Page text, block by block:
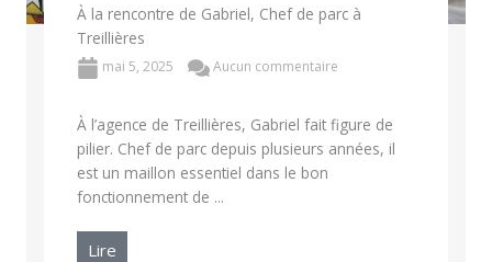
À la rencontre de Gabriel, Chef de parc à
Treillières
mai 5, 2025 Aucun commentaire
À l’agence de Treillières, Gabriel fait figure de
pilier. Chef de parc depuis plusieurs années, il
est un maillon essentiel dans le bon
fonctionnement de ...
Lire